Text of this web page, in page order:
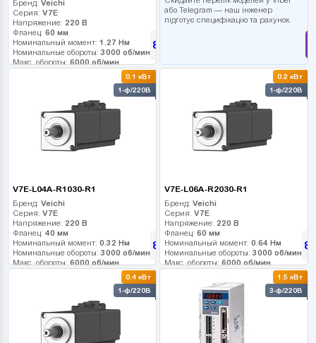
Бренд: Veichi
Серия: V7E
Напряжение: 220 В
Фланец: 60 мм
Номинальный момент: 1.27 Нм
Номинальные обороты:3000 об/мин
Макс. обороты: 6000 об/мин
8 190
або Telegram — наш інженер
підготує специфікацію та рахунок.
0.1 кВт
1-ф/220В
V7E-L04A-R1030-R1
Бренд: Veichi
Серия: V7E
Напряжение: 220 В
Фланец: 40 мм
Номинальный момент: 0.32 Нм
Номинальные обороты:3000 об/мин
Макс. обороты: 6000 об/мин
8 640грн
0.2 кВт
1-ф/220В
V7E-L06A-R2030-R1
Бренд: Veichi
Серия: V7E
Напряжение: 220 В
Фланец: 60 мм
Номинальный момент: 0.64 Нм
Номинальные обороты:3000 об/мин
Макс. обороты: 6000 об/мин
17-bit
0
8
0.4 кВт
1-ф/220В
1.5 кВт
3-ф/220В